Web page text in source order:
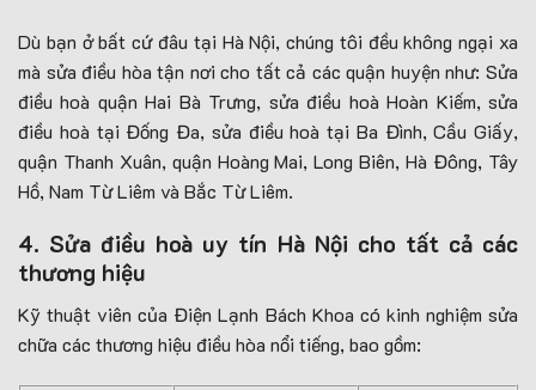
Dù bạn ở bất cứ đâu tại Hà Nội, chúng tôi đều không ngại xa
mà sửa điều hòa tận nơi cho tất cả các quận huyện như: Sửa
điều hoà quận Hai Bà Trưng, sửa điều hoà Hoàn Kiếm, sửa
điều hoà tại Đống Đa, sửa điều hoà tại Ba Đình, Cầu Giấy,
quận Thanh Xuân, quận Hoàng Mai, Long Biên, Hà Đông, Tây
Hồ, Nam Từ Liêm và Bắc Từ Liêm.
4. Sửa điều hoà uy tín Hà Nội cho tất cả các
thương hiệu
Kỹ thuật viên của Điện Lạnh Bách Khoa có kinh nghiệm sửa
chữa các thương hiệu điều hòa nổi tiếng, bao gồm: